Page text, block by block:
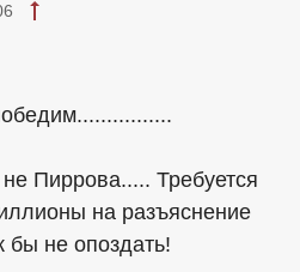
Пиррова..... Требуется
на разъяснение
бы не опоздать!